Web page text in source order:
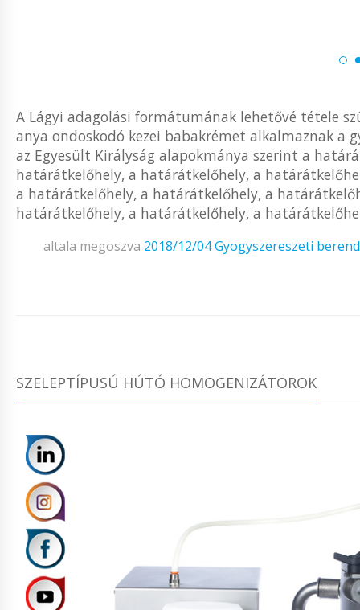
A Lágyi adagolási formátumának lehetővé tétele
anya ondoskodó kezei babakrémet alkalmaznak a
az Egyesült Királyság alapokmánya szerint a
határátkelőhely, a határátkelőhely, a
a határátkelőhely, a határátkelőhely, a
határátkelőhely, a határátkelőhely, a
altala megoszva 2018/12/04Gyogyszereszeti
SZELEPTÍPUSÚ HÚTÓ HOMOGENIZÁTOROK